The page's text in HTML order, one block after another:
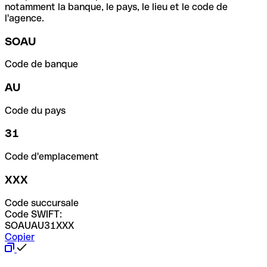
notamment la banque, le pays, le lieu et le code de
l'agence.
SOAU
Code de banque
AU
Code du pays
31
Code d'emplacement
XXX
Code succursale
Code SWIFT:
SOAUAU31XXX
Copier